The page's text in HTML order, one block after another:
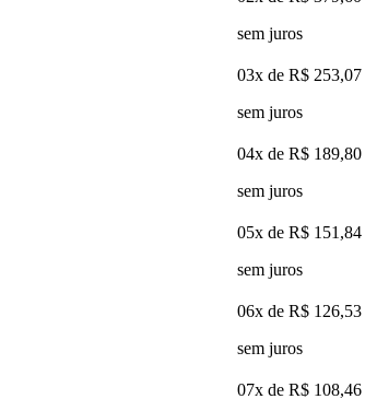
sem juros
03x de R$ 253,07
sem juros
04x de R$ 189,80
sem juros
05x de R$ 151,84
sem juros
06x de R$ 126,53
sem juros
07x de R$ 108,46